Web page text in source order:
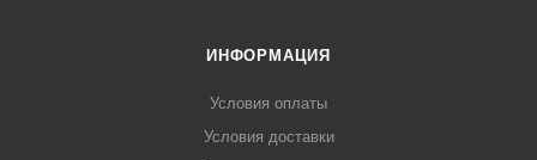
ИНФОРМАЦИЯ
Условия оплаты
Условия доставки